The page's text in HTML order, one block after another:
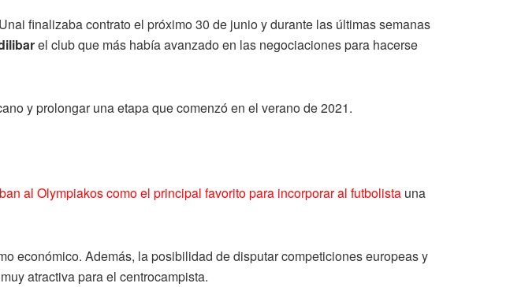
finalizaba contrato el próximo 30 de junio y durante las últimas semanas
el club que más había avanzado en las negociaciones para hacerse
y prolongar una etapa que comenzó en el verano de 2021.
al Olympiakos como el principal favorito para incorporar al futbolista una
económico. Además, la posibilidad de disputar competiciones europeas y
atractiva para el centrocampista.